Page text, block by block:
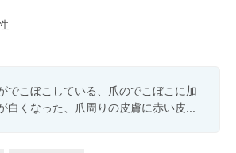
でこぼこしている、爪のでこぼこに加
白くなった、爪周りの皮膚に赤い皮...